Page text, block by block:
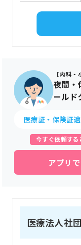
【内科
夜間・
ールド
医療証・保険証
今すぐ依頼する
アプリ
医療法人社